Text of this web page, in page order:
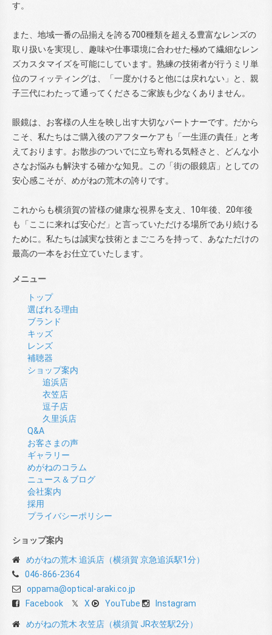
す。
また、地域一番の品揃えを誇る700種類を超える豊富なレンズの
取り扱いを実現し、趣味や仕事環境に合わせた極めて繊細なレン
ズカスタマイズを可能にしています。熟練の技術者が行うミリ単
位のフィッティングは、「一度かけると他には戻れない」と、親
子三代にわたって通ってくださるご家族も少なくありません。
眼鏡は、お客様の人生を映し出す大切なパートナーです。だから
こそ、私たちはご購入後のアフターケアも「一生涯の責任」と考
えております。お散歩のついでに立ち寄れる気軽さと、どんな小
さなお悩みも解決する確かな知見。この「街の眼鏡店」としての
安心感こそが、めがねの荒木の誇りです。
これからも横須賀の皆様の健康な視界を支え、10年後、20年後
も「ここに来れば安心だ」と言っていただける場所であり続ける
ために。私たちは誠実な技術とまごころを持って、あなただけの
最高の一本をお仕立ていたします。
メニュー
トップ
選ばれる理由
ブランド
キッズ
レンズ
補聴器
ショップ案内
追浜店
衣笠店
逗子店
久里浜店
Q&A
お客さまの声
ギャラリー
めがねのコラム
ニュース＆ブログ
会社案内
採用
プライバシーポリシー
ショップ案内
めがねの荒木 追浜店（横須賀 京急追浜駅1分）
046-866-2364
oppama@optical-araki.co.jp
Facebook
X YouTube Instagram
めがねの荒木 衣笠店（横須賀 JR衣笠駅2分）